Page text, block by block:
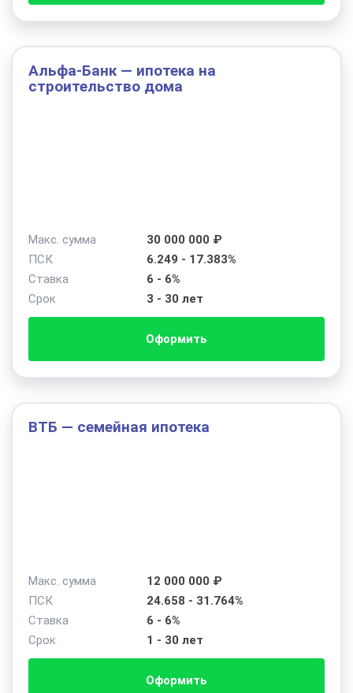
Альфа-Банк — ипотека на
строительство дома
Макс. сумма
30 000 000 ₽
ПСК
6.249 - 17.383%
Ставка
6 - 6%
Срок
3 - 30 лет
Оформить
ВТБ — семейная ипотека
Макс. сумма
12 000 000 ₽
ПСК
24.658 - 31.764%
Ставка
6 - 6%
Срок
1 - 30 лет
Оформить